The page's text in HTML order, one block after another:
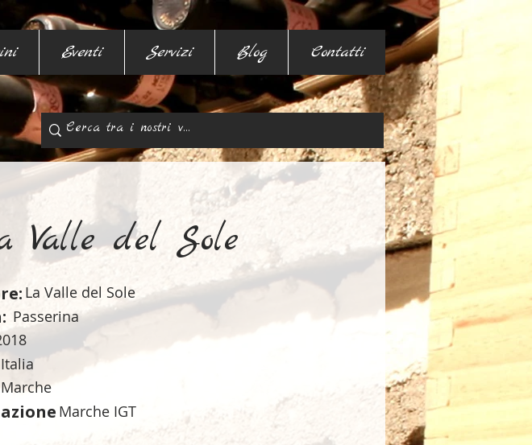
Eventi Servizi Blog Contatti
Valle del Sole
La Valle del Sole
Passerina
Italia
Marche
Marche IGT